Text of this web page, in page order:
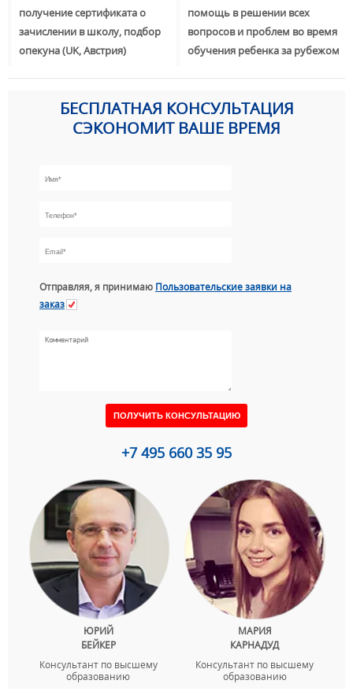
получение сертификата о
зачислении в школу, подбор
опекуна (UK, Австрия)
помощь в решении всех
вопросов и проблем во время
обучения ребенка за рубежом
БЕСПЛАТНАЯ КОНСУЛЬТАЦИЯ
СЭКОНОМИТ ВАШЕ ВРЕМЯ
Отправляя, я принимаю Пользовательские заявки на
заказ
+7 495 660 35 95
ЮРИЙ
БЕЙКЕР
Консультант по высшему
образованию
МАРИЯ
КАРНАДУД
Консультант по высшему
образованию